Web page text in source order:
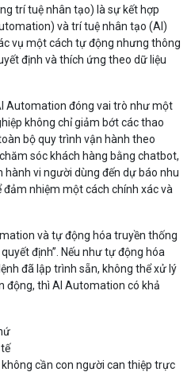
trí tuệ nhân tạo) là sự kết hợp
và trí tuệ nhân tạo (AI)
vụ một cách tự động nhưng thông
định và thích ứng theo dữ liệu
Automation đóng vai trò như một
không chỉ giảm bớt các thao
bộ quy trình vận hành theo
sóc khách hàng bằng chatbot,
vi người dùng đến dự báo nhu
nhiệm một cách chính xác và
và tự động hóa truyền thống
định”. Nếu như tự động hóa
đã lập trình sẵn, không thể xử lý
động, thì AI Automation có khả
cần con người can thiệp trực